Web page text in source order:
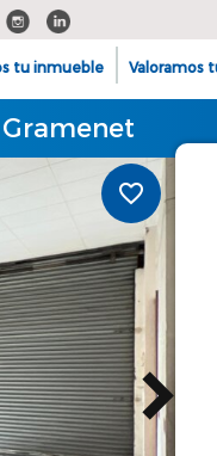
tu inmueble Valoramos